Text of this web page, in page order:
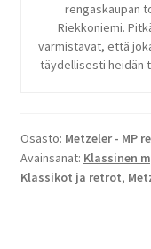
rengaskaupan
Riekkoniemi.
varmistavat, että
täydellisesti heidän
Osasto: Metzeler - MP
Avainsanat: Klassinen
Klassikot ja retrot,